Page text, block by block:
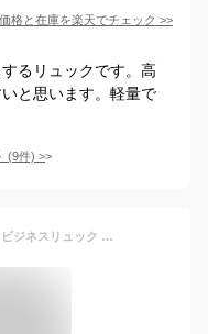
価格と在庫を楽天でチェック >>
るリュックです。高
と思います。軽量で
(9件) >
【ショルダー収納】拡張 大容量 37L ビジネスリュック 保証延長 メンズ スタイリッシュ 防水 ビジネスバック PC収納 出張 メンズバック パソコン ラップトップ 撥水 多機能 ポケット リュック バックパック 通勤 通学 旅行 カバン 自転車 USB 父の日